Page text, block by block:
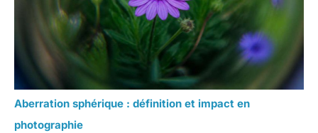
Aberration sphérique : définition et impact en
photographie